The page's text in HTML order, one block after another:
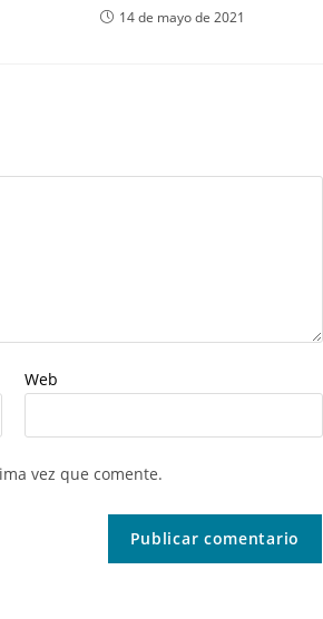
14 de mayo de 2021
Web
vez que comente.